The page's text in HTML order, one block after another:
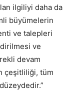
ilgiliyi daha da
büyümelerin
ve talepleri
ve
devam
çeşitliliği, tüm